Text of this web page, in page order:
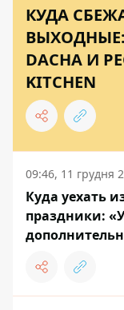
КУДА
ВЫХОДНЫЕ:
DACHA И
KITCHEN
09:46, 11 грудня
Куда уехать
праздники: